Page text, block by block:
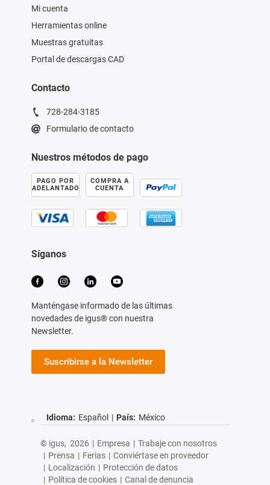
Mi cuenta
Herramientas online
Muestras gratuitas
Portal de descargas CAD
Contacto
728-284-3185
Formulario de contacto
Nuestros métodos de pago
PAGO POR
ADELANTADO
COMPRA A
CUENTA
Síganos
Manténgase informado de las últimas
novedades de igus® con nuestra
Newsletter.
Suscribirse a la Newsletter
Idioma: Español | País: México
© igus, 2026 | Empresa | Trabaje con nosotros
| Prensa | Ferias | Conviértase en proveedor
| Localización | Protección de datos
| Política de cookies | Canal de denuncia